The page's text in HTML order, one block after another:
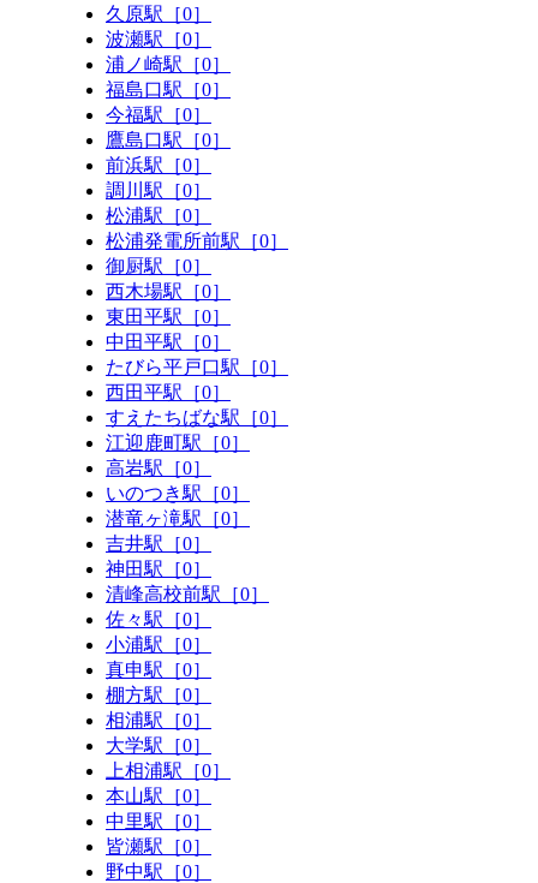
久原駅［0］
波瀬駅［0］
浦ノ崎駅［0］
福島口駅［0］
今福駅［0］
鷹島口駅［0］
前浜駅［0］
調川駅［0］
松浦駅［0］
松浦発電所前駅［0］
御厨駅［0］
西木場駅［0］
東田平駅［0］
中田平駅［0］
たびら平戸口駅［0］
西田平駅［0］
すえたちばな駅［0］
江迎鹿町駅［0］
高岩駅［0］
いのつき駅［0］
潜竜ヶ滝駅［0］
吉井駅［0］
神田駅［0］
清峰高校前駅［0］
佐々駅［0］
小浦駅［0］
真申駅［0］
棚方駅［0］
相浦駅［0］
大学駅［0］
上相浦駅［0］
本山駅［0］
中里駅［0］
皆瀬駅［0］
野中駅［0］